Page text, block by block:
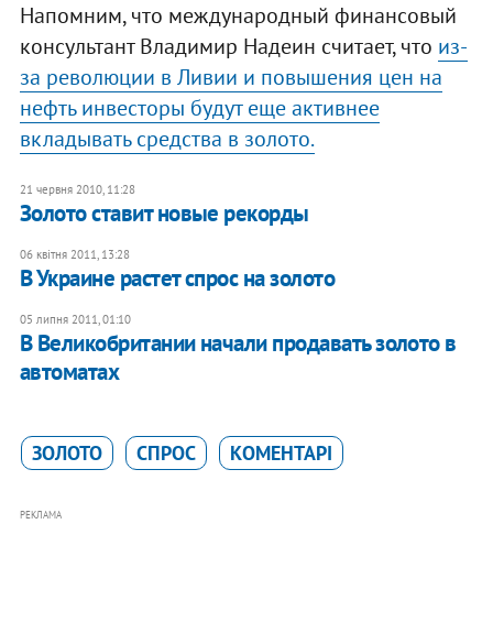
Напомним, что международный финансовый
консультант Владимир Надеин считает, что из-
за революции в Ливии и повышения цен на
нефть инвесторы будут еще активнее
вкладывать средства в золото.
21 червня 2010, 11:28
Золото ставит новые рекорды
06 квітня 2011, 13:28
В Украине растет спрос на золото
05 липня 2011, 01:10
В Великобритании начали продавать золото в
автоматах
ЗОЛОТО СПРОС КОМЕНТАРІ
РЕКЛАМА